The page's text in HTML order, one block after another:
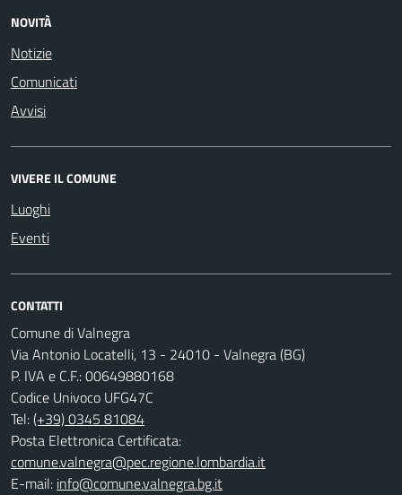
NOVITÀ
Notizie
Comunicati
Avvisi
VIVERE IL COMUNE
Luoghi
Eventi
CONTATTI
Comune di Valnegra
Via Antonio Locatelli, 13 - 24010 - Valnegra (BG)
P. IVA e C.F.: 00649880168
Codice Univoco UFG47C
Tel:(+39) 0345 81084
Posta Elettronica Certificata:
comune.valnegra@pec.regione.lombardia.it
E-mail: info@comune.valnegra.bg.it